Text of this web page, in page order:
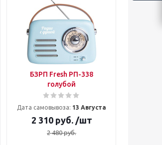
БЗРП Fresh РП-338
голубой
Дата самовывоза: 13 Августа
2 310руб. /шт
2 480руб.